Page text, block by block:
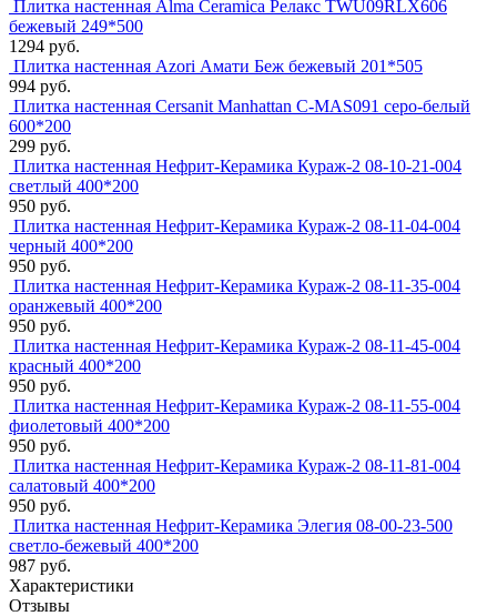
Плитка настенная Alma Ceramica Релакс TWU09RLX606
бежевый 249*500
1294 руб.
Плитка настенная Azori Амати Беж бежевый 201*505
994 руб.
Плитка настенная Cersanit Manhattan C-MAS091 серо-белый
600*200
299 руб.
Плитка настенная Нефрит-Керамика Кураж-2 08-10-21-004
светлый 400*200
950 руб.
Плитка настенная Нефрит-Керамика Кураж-2 08-11-04-004
черный 400*200
950 руб.
Плитка настенная Нефрит-Керамика Кураж-2 08-11-35-004
оранжевый 400*200
950 руб.
Плитка настенная Нефрит-Керамика Кураж-2 08-11-45-004
красный 400*200
950 руб.
Плитка настенная Нефрит-Керамика Кураж-2 08-11-55-004
фиолетовый 400*200
950 руб.
Плитка настенная Нефрит-Керамика Кураж-2 08-11-81-004
салатовый 400*200
950 руб.
Плитка настенная Нефрит-Керамика Элегия 08-00-23-500
светло-бежевый 400*200
987 руб.
Характеристики
Отзывы